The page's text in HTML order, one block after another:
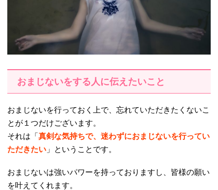
おまじないをする人に伝えたいこと
おまじないを行っておく上で、忘れていただきたくないこ
とが１つだけございます。
それは「 真剣な気持ちで、迷わずにおまじないを行ってい
ただきたい 」ということです。
おまじないは強いパワーを持っておりますし、皆様の願い
を叶えてくれます。